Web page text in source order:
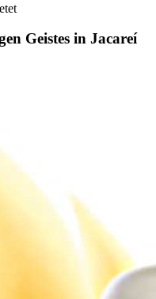
Geistes in Jacareí